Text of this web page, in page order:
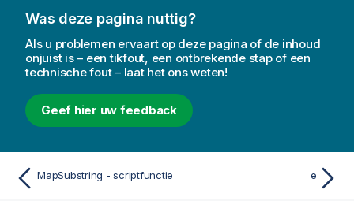
Was deze pagina nuttig?
Als u problemen ervaart op deze pagina of de inhoud
onjuist is – een tikfout, een ontbrekende stap of een
technische fout – laat het ons weten!
Geef hier uw feedback
MapSubstring - scriptfunctie e